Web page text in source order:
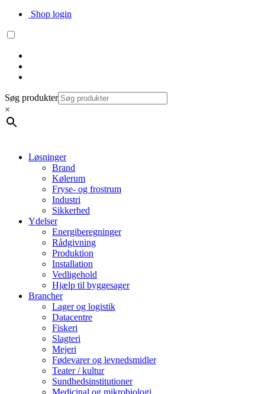
Shop login
Søg produkter
×
Løsninger
Brand
Kølerum
Fryse- og frostrum
Industri
Sikkerhed
Ydelser
Energiberegninger
Rådgivning
Produktion
Installation
Vedligehold
Hjælp til byggesager
Brancher
Lager og logistik
Datacentre
Fiskeri
Slagteri
Mejeri
Fødevarer og levnedsmidler
Teater / kultur
Sundhedsinstitutioner